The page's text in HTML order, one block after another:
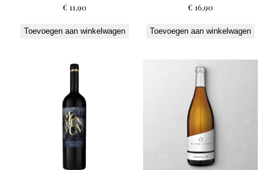
€ 11,90
Toevoegen aan winkelwagen
€ 16,90
Toevoegen aan winkelwagen